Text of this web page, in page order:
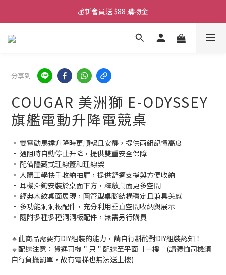
💰新會員送 $88 購物金
💰新會員送 $88 購物金
📱iPhone 17 充電挑選懶人包
分享到
COUGAR 美洲獅 E-ODYSSEY
旗艦電動升降電競桌
• 雙電動馬達升降時更順暢且安靜，提供兩組記憶高度
• 遇阻時自動停止升降，提供雙重安全保障
• 配備隱藏式理線蓋和理線架
• 人體工學扶手收納抽屜，提供舒適支撐與方便收納
• 耳機掛鉤安裝於桌面下方，釋放桌面更多空間
• 經典木紋桌面展現，圓管型桌腳結構穩定且兼具美感
• 多功能洞洞板配件，充分利用垂直空間收納與展示
• 隨附多種多種洞洞板配件，無需另行購買
🔹此商品需要有DIY組裝的能力，請自行斟酌對DIY組裝認知！
🔹配送注意：貨運司機＂只＂配送至平面［一樓］(請體恤司機須
自行負擔罰單，故有電梯也無法送上樓)